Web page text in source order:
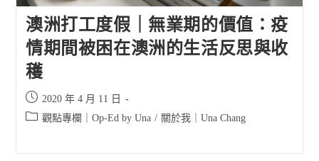
澳洲打工度假｜無業期的價值：疫
情期間被困在澳洲的生活反思與收
穫
Post
published:
2020 年 4 月 11 日
Post 觀點專欄｜Op-Ed by Una / 關於我｜Una Chang